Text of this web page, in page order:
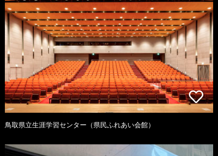
鳥取県立生涯学習センター（県民ふれあい会館）